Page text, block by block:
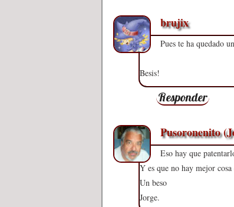
brujix
Pues te ha quedado
Besis!
Responder
Pusoronenito
Eso hay que
Y es que no hay mejor
Un beso
Jorge.